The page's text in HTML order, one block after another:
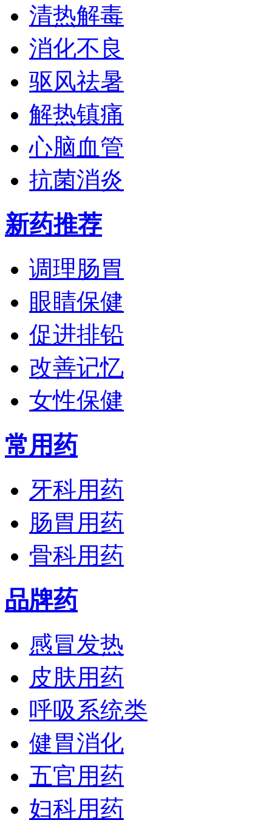
清热解毒
消化不良
驱风祛暑
解热镇痛
心脑血管
抗菌消炎
新药推荐
调理肠胃
眼睛保健
促进排铅
改善记忆
女性保健
常用药
牙科用药
肠胃用药
骨科用药
品牌药
感冒发热
皮肤用药
呼吸系统类
健胃消化
五官用药
妇科用药